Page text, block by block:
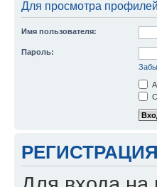
Для просмотра
Имя пользователя:
Пароль:
РЕГИСТРАЦИЯ